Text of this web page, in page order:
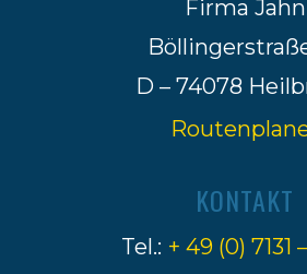
Firma Jahn
D – 74078
KONTAKT
Tel.: + 49 (0) 7131